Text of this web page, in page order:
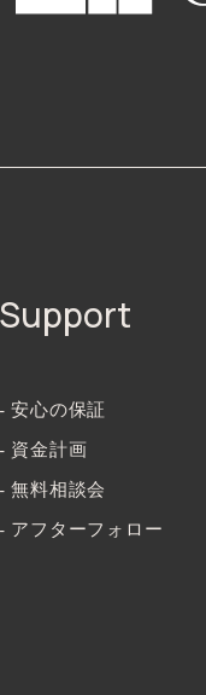
Support
- 安心の保証
- 資金計画
- 無料相談会
- アフターフォロー